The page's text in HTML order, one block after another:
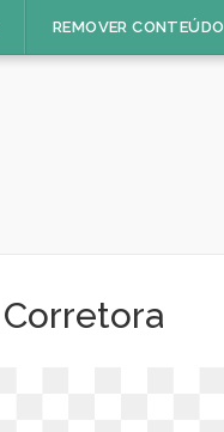
REMOVER CONTEÚDO